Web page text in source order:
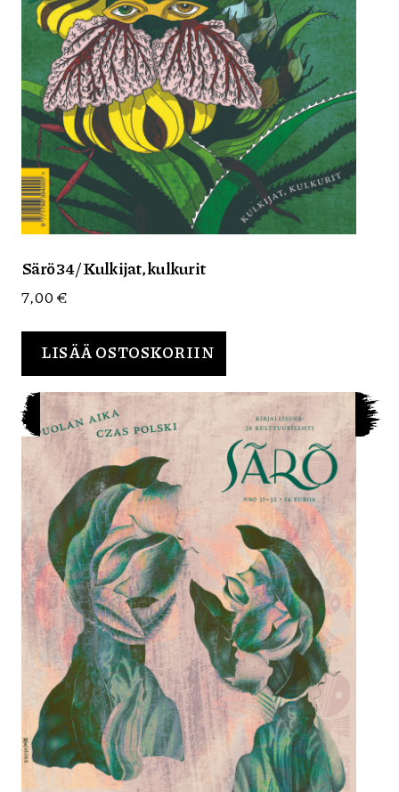
Särö 34 / Kulkijat, kulkurit
7,00€
LISÄÄ OSTOSKORIIN